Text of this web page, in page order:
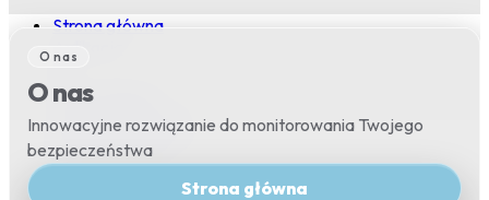
Strona główna
Test prędkości
Sprawdzanie proxy
Wsparcie▼
O nas
O nas
Innowacyjne rozwiązanie do monitorowania Twojego
bezpieczeństwa
Strona główna